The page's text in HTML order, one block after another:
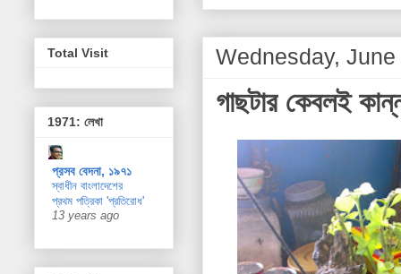
Wednesday,
গাছটার কেবলই
Total Visit
1971: লেখা
প্রসব বেদনা, ১৯৭১
স্বাধীন বাংলাদেশের
প্রথম পত্রিকা 'প্রতিরোধ'
13 years ago